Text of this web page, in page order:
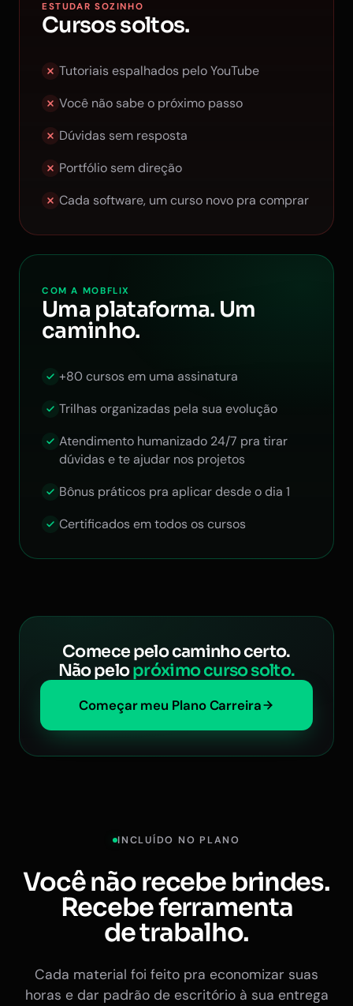
ESTUDAR SOZINHO
Cursos soltos.
Tutoriais espalhados pelo YouTube
Você não sabe o próximo passo
Dúvidas sem resposta
Portfólio sem direção
Cada software, um curso novo pra comprar
COM A MOBFLIX
Uma plataforma. Um
caminho.
+80 cursos em uma assinatura
Trilhas organizadas pela sua evolução
Atendimento humanizado 24/7 pra tirar
dúvidas e te ajudar nos projetos
Bônus práticos pra aplicar desde o dia 1
Certificados em todos os cursos
Comece pelo caminho certo.
Não pelopróximo curso solto.
Começar meu Plano Carreira
INCLUÍDO NO PLANO
Você não recebe brindes.
Recebe ferramenta
de trabalho.
Cada material foi feito pra economizar suas
horas e dar padrão de escritório à sua entrega